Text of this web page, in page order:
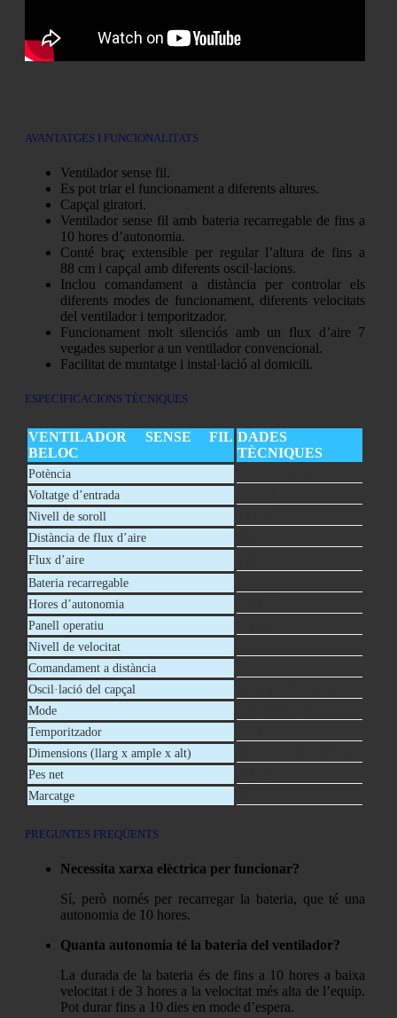
AVANTATGES I FUNCIONALITATS
Ventilador sense fil.
Es pot triar el funcionament a diferents altures.
Capçal giratori.
Ventilador sense fil amb bateria recarregable de fins a
10 hores d’autonomia.
Conté braç extensible per regular l’altura de fins a
88 cm i capçal amb diferents oscil·lacions.
Inclou comandament a distància per controlar els
diferents modes de funcionament, diferents velocitats
del ventilador i temporitzador.
Funcionament molt silenciós amb un flux d’aire 7
vegades superior a un ventilador convencional.
Facilitat de muntatge i instal·lació al domicili.
ESPECIFICACIONS TÈCNIQUES
VENTILADOR SENSE FIL
BELOC
DADES
TÈCNIQUES
Potència
Voltatge d’entrada
Nivell de soroll
Distància de flux d’aire
Flux d’aire
Bateria recarregable
Hores d’autonomia
Panell operatiu
Nivell de velocitat
Comandament a distància
Oscil·lació del capçal
Mode
Temporitzador
Dimensions (llarg x ample x alt)
Pes net
Marcatge
PREGUNTES FREQÜENTS
Necessita xarxa elèctrica per funcionar?
Sí, però només per recarregar la bateria, que té una
autonomia de 10 hores.
Quanta autonomia té la bateria del ventilador?
La durada de la bateria és de fins a 10 hores a baixa
velocitat i de 3 hores a la velocitat més alta de l’equip.
Pot durar fins a 10 dies en mode d’espera.